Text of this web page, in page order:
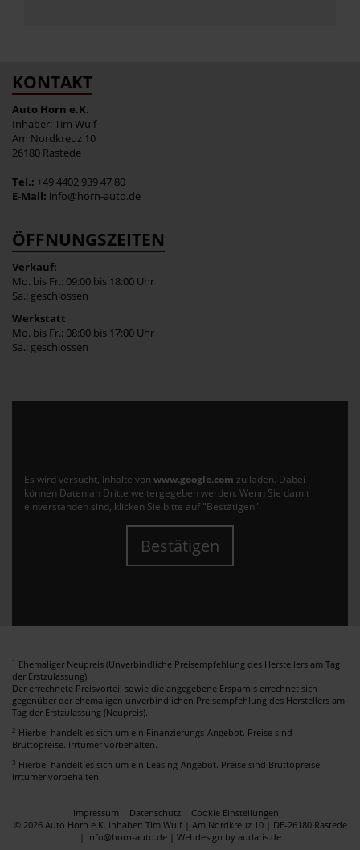
KONTAKT
Auto Horn e.K.
Inhaber: Tim Wulf
Am Nordkreuz 10
26180 Rastede
Tel.: +49 4402 939 47 80
E-Mail: info@horn-auto.de
ÖFFNUNGSZEITEN
Verkauf:
Mo. bis Fr.: 09:00 bis 18:00 Uhr
Sa.: geschlossen
Werkstatt
Mo. bis Fr.: 08:00 bis 17:00 Uhr
Sa.: geschlossen
Es wird versucht, Inhalte von www.google.com zu laden. Dabei
können Daten an Dritte weitergegeben werden. Wenn Sie damit
einverstanden sind, klicken Sie bitte auf "Bestätigen".
Bestätigen
1 Ehemaliger Neupreis (Unverbindliche Preisempfehlung des Herstellers am Tag
der Erstzulassung).
Der errechnete Preisvorteil sowie die angegebene Ersparnis errechnet sich
gegenüber der ehemaligen unverbindlichen Preisempfehlung des Herstellers am
Tag der Erstzulassung (Neupreis).
2 Hierbei handelt es sich um ein Finanzierungs-Angebot. Preise sind
Bruttopreise. Irrtümer vorbehalten.
3 Hierbei handelt es sich um ein Leasing-Angebot. Preise sind Bruttopreise.
Irrtümer vorbehalten.
Impressum Datenschutz
Cookie Einstellungen
© 2026 Auto Horn e.K. Inhaber: Tim Wulf | Am Nordkreuz 10 | DE-26180 Rastede
| info@horn-auto.de | Webdesign by audaris.de